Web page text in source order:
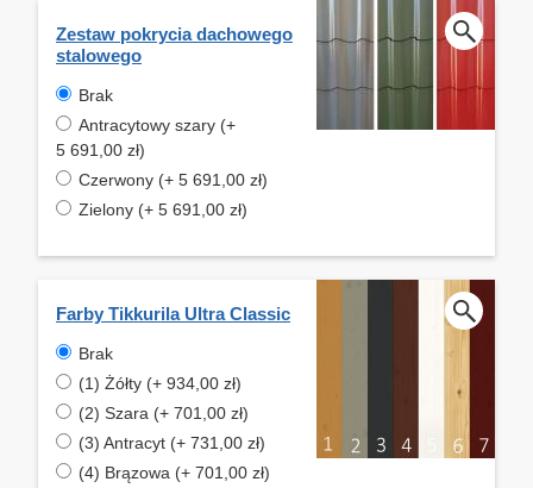
Zestaw pokrycia dachowego
stalowego
Brak
Antracytowy szary (+
5 691,00 zł)
Czerwony (+ 5 691,00 zł)
Zielony (+ 5 691,00 zł)
Farby Tikkurila Ultra Classic
Brak
(1) Żółty (+ 934,00 zł)
(2) Szara (+ 701,00 zł)
(3) Antracyt (+ 731,00 zł)
(4) Brązowa (+ 701,00 zł)